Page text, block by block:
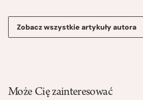
Zobacz wszystkie artykuły autora
Może Cię zainteresować